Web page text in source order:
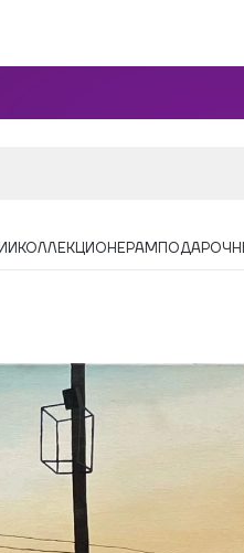
КОЛЛЕКЦИОНЕРАМ